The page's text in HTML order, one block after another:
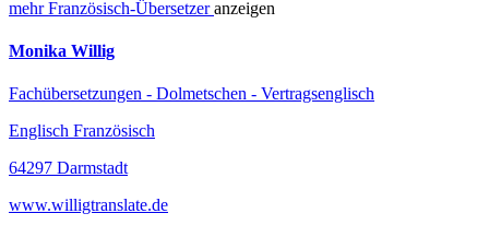
mehrFranzösisch-Übersetzeranzeigen
Monika Willig
Fachübersetzungen - Dolmetschen - Vertragsenglisch
Englisch Französisch
64297 Darmstadt
www.willigtranslate.de